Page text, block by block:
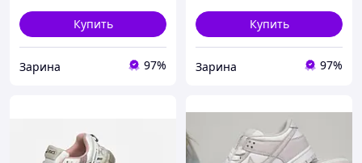
Купить
Зарина 97%
Купить
Зарина 97%